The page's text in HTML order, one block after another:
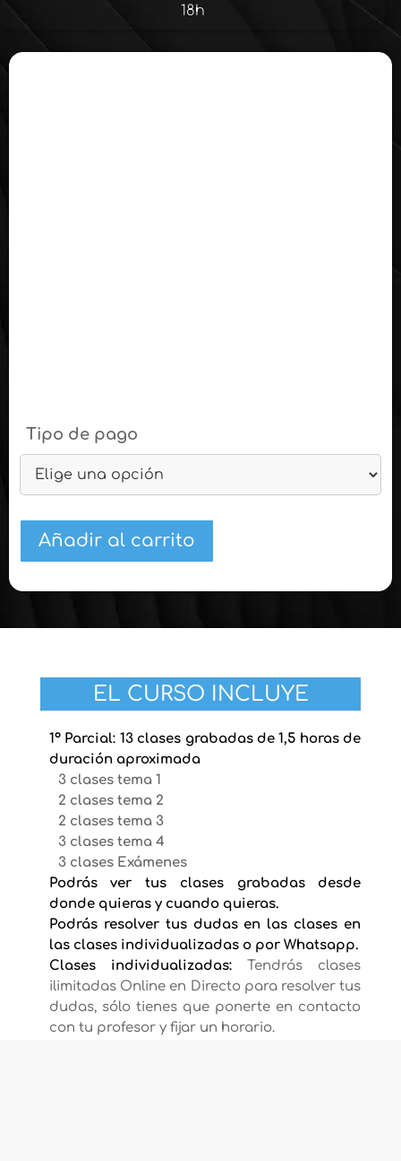
18h
Tipo de pago
Añadir al carrito
EL CURSO INCLUYE
1º Parcial: 13clases grabadas de 1,5 horas de
duración aproximada
3 clases tema 1
2 clases tema 2
2 clases tema 3
3 clases tema 4
3 clases Exámenes
Podrás ver tus clases grabadas desde
donde quieras y cuando quieras.
Podrás resolver tus dudas en las clases en
las clases individualizadas o por Whatsapp.
Clases individualizadas:Tendrás clases
ilimitadas Online en Directo para resolver tus
dudas, sólo tienes que ponerte en contacto
con tu profesor y fijar un horario.